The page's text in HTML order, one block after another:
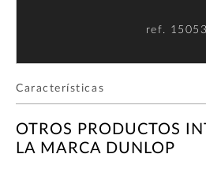
ref. 15053
Características
OTROS PRODUCTOS
LA MARCA DUNLOP